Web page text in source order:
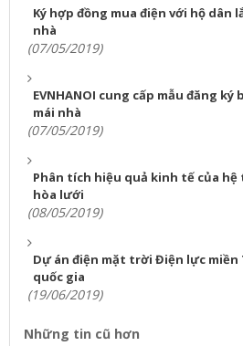
Ký hợp đồng mua điện với hộ dân
nhà
(07/05/2019)
EVNHANOI cung cấp mẫu đăng
mái nhà
(07/05/2019)
Phân tích hiệu quả kinh tế của
hòa lưới
(08/05/2019)
Dự án điện mặt trời Điện lực
quốc gia
(19/06/2019)
Những tin cũ hơn